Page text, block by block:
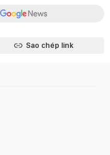
Sao chép link